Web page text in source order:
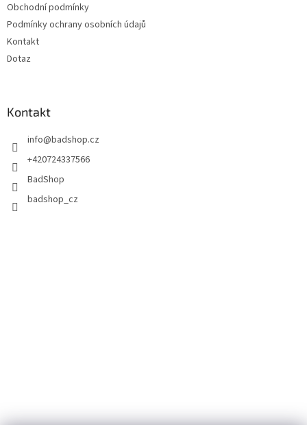
Obchodní podmínky
Podmínky ochrany osobních údajů
Kontakt
Dotaz
Kontakt
info@badshop.cz
+420724337566
BadShop
badshop_cz